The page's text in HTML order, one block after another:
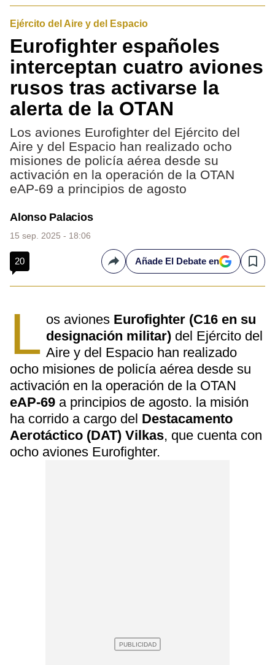
Ejército del Aire y del Espacio
Eurofighter españoles
interceptan cuatro aviones
rusos tras activarse la
alerta de la OTAN
Los aviones Eurofighter del Ejército del
Aire y del Espacio han realizado ocho
misiones de policía aérea desde su
activación en la operación de la OTAN
eAP-69 a principios de agosto
Alonso Palacios
15 sep. 2025 - 18:06
20 CompartirAñade El Debate en Save
L os aviones Eurofighter (C16 en su
designación militar) del Ejército del
Aire y del Espacio han realizado
ocho misiones de policía aérea desde su
activación en la operación de la OTAN
eAP-69 a principios de agosto. la misión
ha corrido a cargo del Destacamento
Aerotáctico (DAT) Vilkas, que cuenta con
ocho aviones Eurofighter.